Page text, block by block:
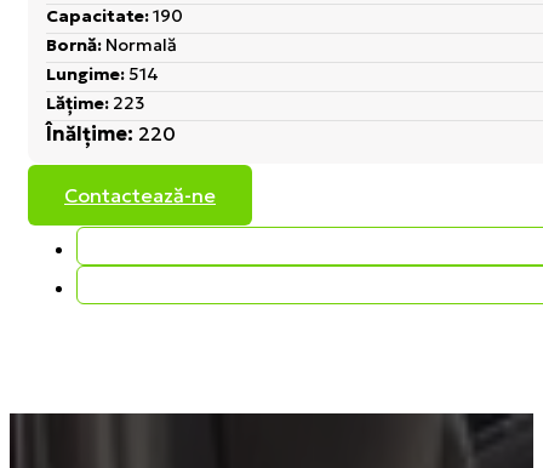
Capacitate:190
Bornă: Normală
Lungime: 514
Lățime: 223
Înălțime: 220
Contactează-ne